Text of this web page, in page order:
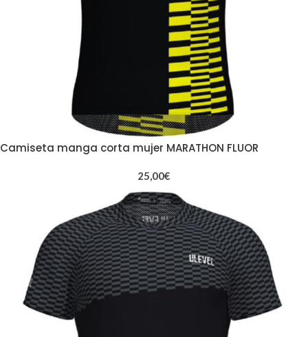
Camiseta manga corta mujer MARATHON FLUOR
25,00€